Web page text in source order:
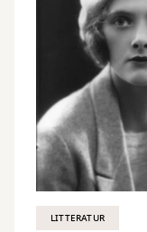
LITTERATUR